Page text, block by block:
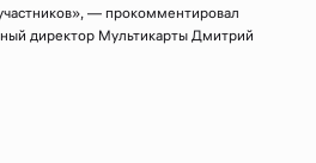
— прокомментировал
директор Мультикарты Дмитрий